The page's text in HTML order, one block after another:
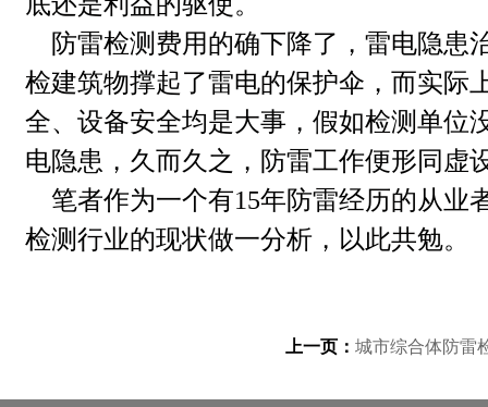
防雷检测费用的确下降了，雷电隐患
检建筑物撑起了雷电的保护伞，而实际
全、设备安全均是大事，假如检测单位
电隐患，久而久之，防雷工作便形同虚
笔者作为一个有15年防雷经历的从业
检测行业的现状做一分析，以此共勉。
上一页： 城市综合体防雷